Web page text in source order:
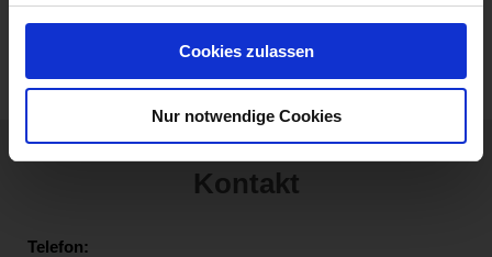
Cookies zulassen
Nur notwendige Cookies
kommen auch zu Ihnen!
Kontakt
Telefon: